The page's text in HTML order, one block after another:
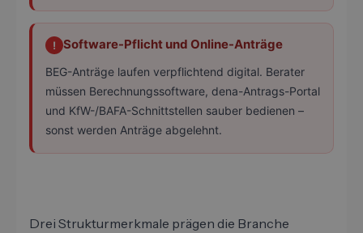
! Software-Pflicht und Online-Anträge
BEG-Anträge laufen verpflichtend digital. Berater
müssen Berechnungssoftware, dena-Antrags-Portal
und KfW-/BAFA-Schnittstellen sauber bedienen –
sonst werden Anträge abgelehnt.
Drei Strukturmerkmale prägen die Branche